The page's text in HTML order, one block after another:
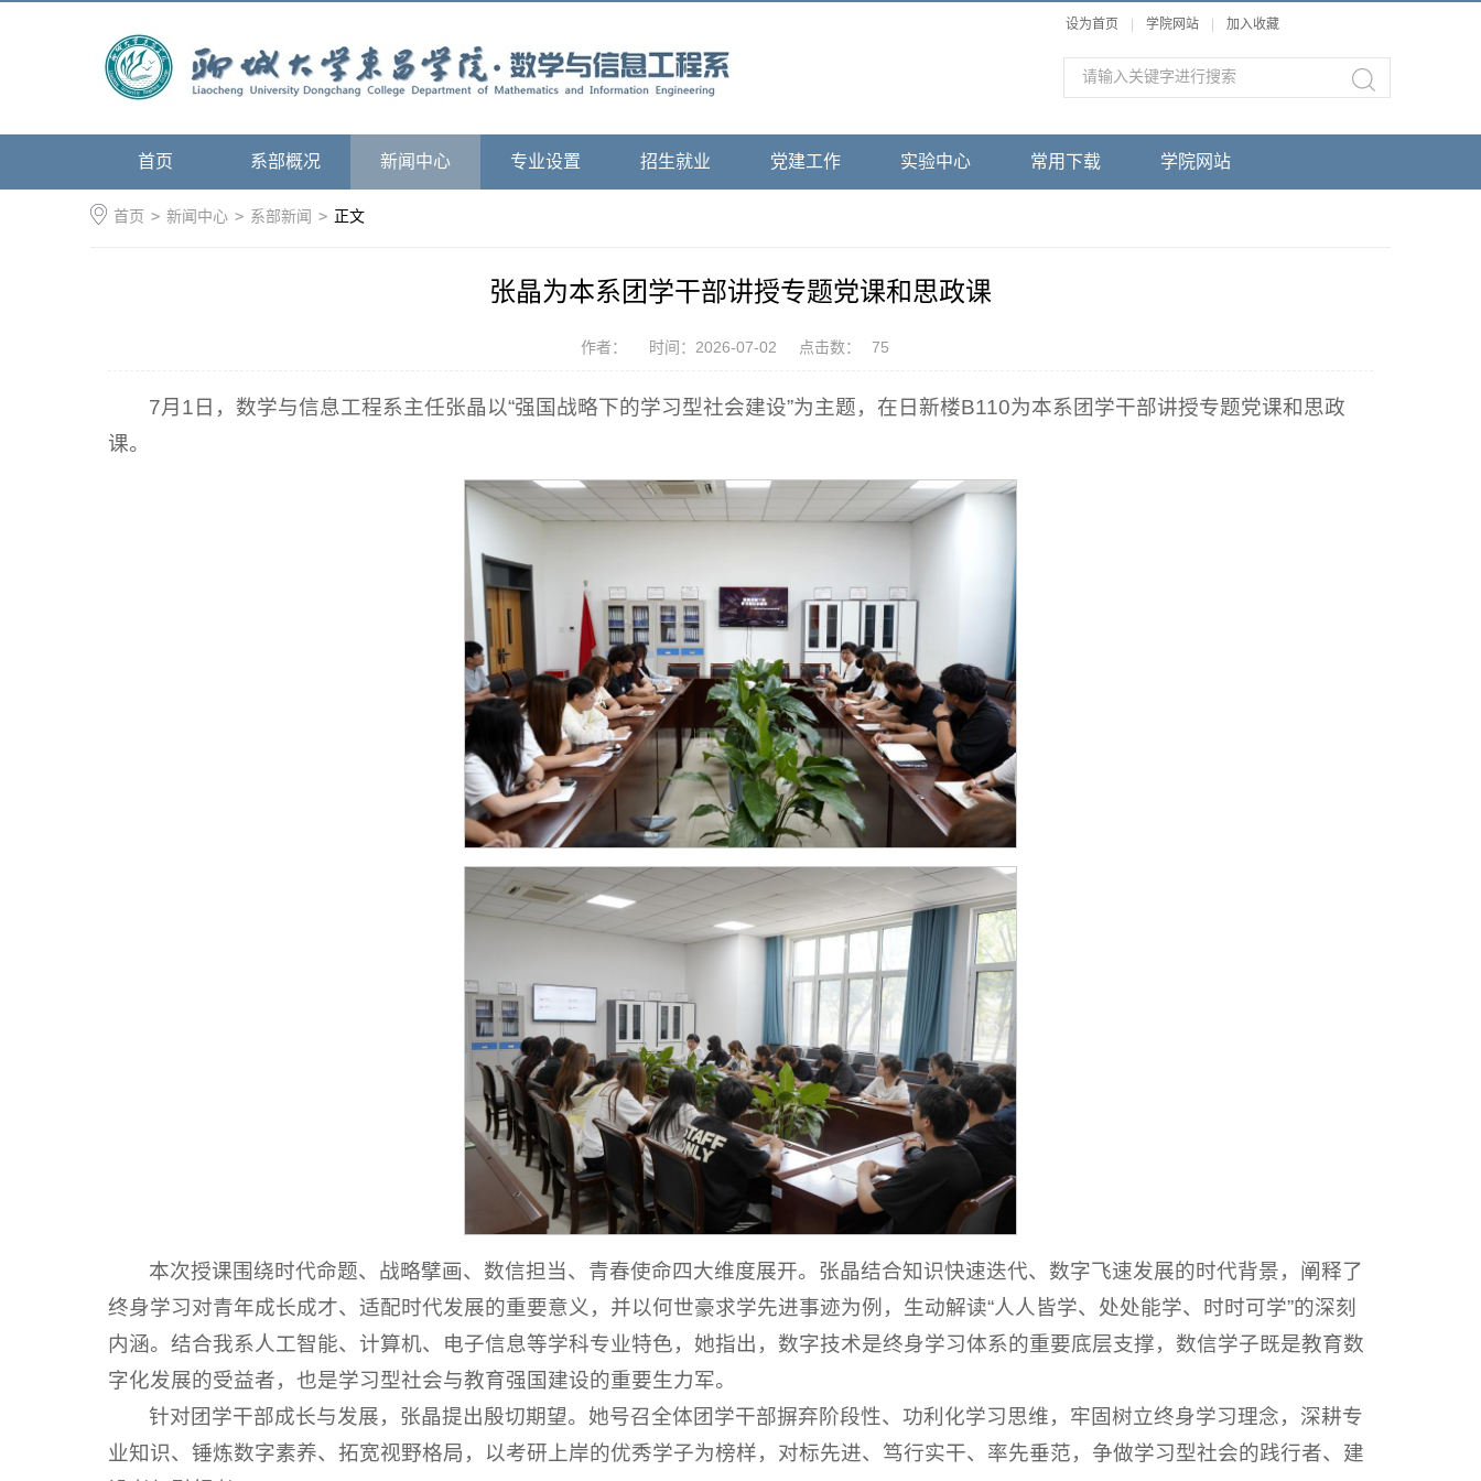
设为首页 学院网站 加入收藏
首页 系部概况 新闻中心 专业设置 招生就业 党建工作 实验中心 常用下载 学院网站
首页 > 新闻中心 > 系部新闻 > 正文
张晶为本系团学干部讲授专题党课和思政课
作者： 时间：2026-07-02 点击数： 75
7月1日，数学与信息工程系主任张晶以“强国战略下的学习型社会建设”为主题，在日新楼B110为本系团学干部讲授专题党课和思政
课。
本次授课围绕时代命题、战略擘画、数信担当、青春使命四大维度展开。张晶结合知识快速迭代、数字飞速发展的时代背景，阐释了
终身学习对青年成长成才、适配时代发展的重要意义，并以何世豪求学先进事迹为例，生动解读“人人皆学、处处能学、时时可学”的深刻
内涵。结合我系人工智能、计算机、电子信息等学科专业特色，她指出，数字技术是终身学习体系的重要底层支撑，数信学子既是教育数
字化发展的受益者，也是学习型社会与教育强国建设的重要生力军。
针对团学干部成长与发展，张晶提出殷切期望。她号召全体团学干部摒弃阶段性、功利化学习思维，牢固树立终身学习理念，深耕专
业知识、锤炼数字素养、拓宽视野格局，以考研上岸的优秀学子为榜样，对标先进、笃行实干、率先垂范，争做学习型社会的践行者、建